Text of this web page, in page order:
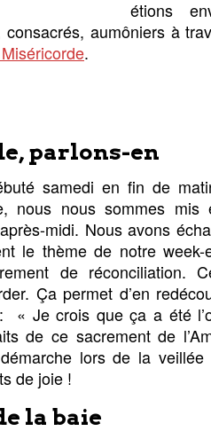
étions
consacrés, aumôniers à
.
parlons-en
samedi en fin de
nous nous sommes
midi. Nous avons
le thème de notre
de réconciliation.
Ça permet d’en
« Je crois que ça a été
de ce sacrement de
lors de la
de joie !
la baie